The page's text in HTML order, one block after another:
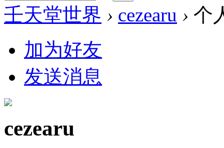
壬天堂世界 › cezearu › 个
加为好友
发送消息
cezearu